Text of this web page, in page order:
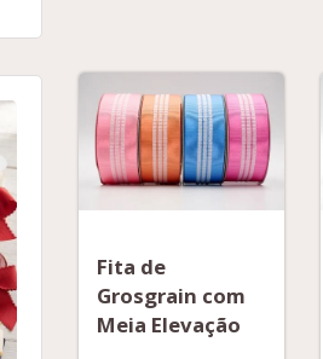
Fita de
Grosgrain com
Meia Elevação